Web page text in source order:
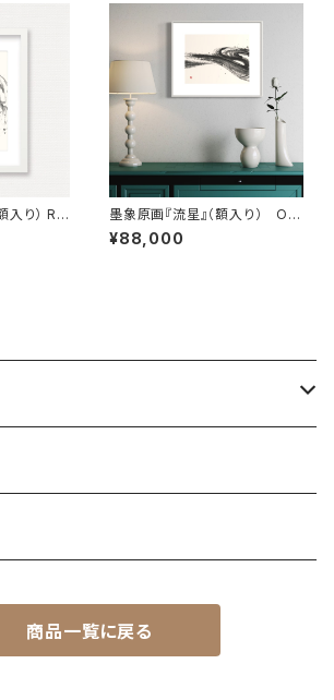
入り） Re
「Miracl
墨象原画『流星』（額入り） Ori
ginal Painting「Meteor」（Fra
med）
¥88,000
商品一覧に戻る